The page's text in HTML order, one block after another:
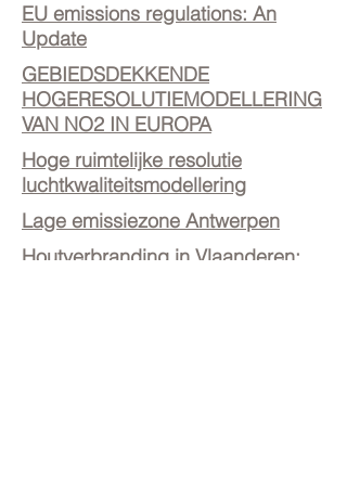
EU emissions regulations: An
Update
GEBIEDSDEKKENDE
HOGERESOLUTIEMODELLERING
VAN NO2 IN EUROPA
Hoge ruimtelijke resolutie
luchtkwaliteitsmodellering
Lage emissiezone Antwerpen
Houtverbranding in Vlaanderen: